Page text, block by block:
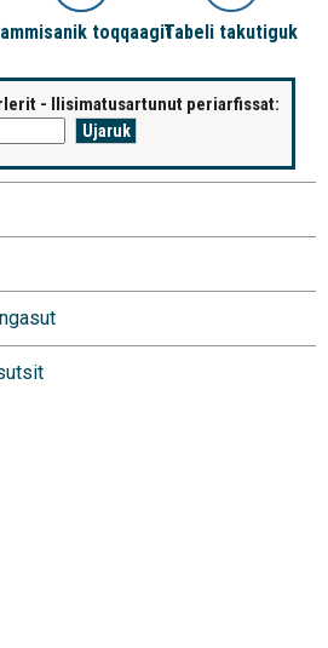
toqqaagitTabeli takutiguk
- Ilisimatusartunut periarfissat: